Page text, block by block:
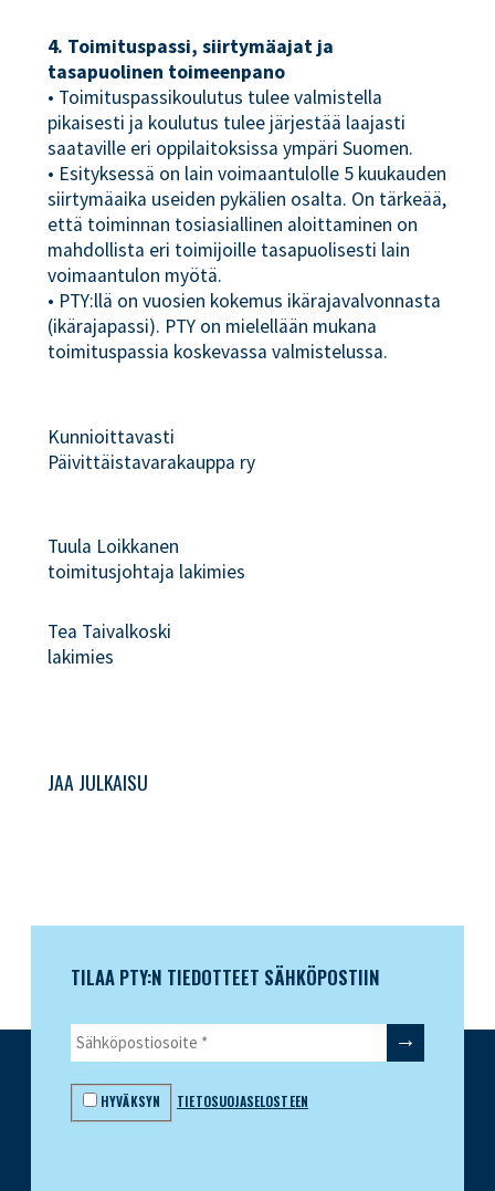
4. Toimituspassi, siirtymäajat ja
tasapuolinen toimeenpano
• Toimituspassikoulutus tulee valmistella
pikaisesti ja koulutus tulee järjestää laajasti
saataville eri oppilaitoksissa ympäri Suomen.
• Esityksessä on lain voimaantulolle 5 kuukauden
siirtymäaika useiden pykälien osalta. On tärkeää,
että toiminnan tosiasiallinen aloittaminen on
mahdollista eri toimijoille tasapuolisesti lain
voimaantulon myötä.
• PTY:llä on vuosien kokemus ikärajavalvonnasta
(ikärajapassi). PTY on mielellään mukana
toimituspassia koskevassa valmistelussa.
Kunnioittavasti
Päivittäistavarakauppa ry
Tuula Loikkanen
toimitusjohtaja lakimies
Tea Taivalkoski
lakimies
JAA JULKAISU
TILAA PTY:N TIEDOTTEET SÄHKÖPOSTIIN
HYVÄKSYN TIETOSUOJASELOSTEEN